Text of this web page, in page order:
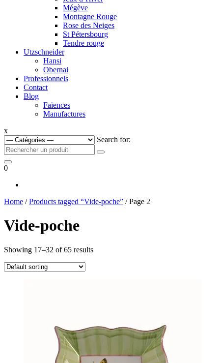
Mégève
Montagne Rouge
Rose des Neiges
St Pétersbourg
Tendre rouge
Utzschneider
Hansi
Obernai
Professionnels
Contact
Blog
Faïences
Manufactures
x
Search for:
0
Home /Products tagged “Vide-poche” / Page 2
Vide-poche
Showing 17–32 of 65 results